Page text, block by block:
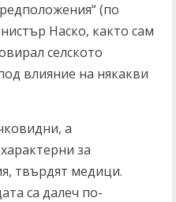
(по
Наско, както сам
селското
влияние на някакви
а
за
твърдят медици.
са далеч по-